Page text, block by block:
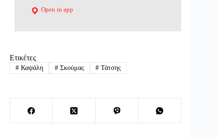
Open in app
Ετικέτες
#Καψάλη #Σκούμας # Τάτσης